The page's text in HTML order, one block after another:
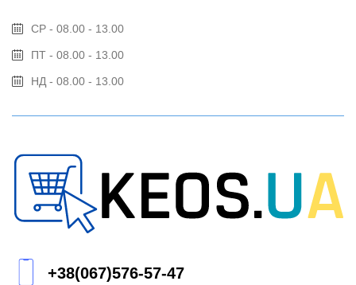
СР - 08.00 - 13.00
ПТ - 08.00 - 13.00
НД - 08.00 - 13.00
+38(067)576-57-47